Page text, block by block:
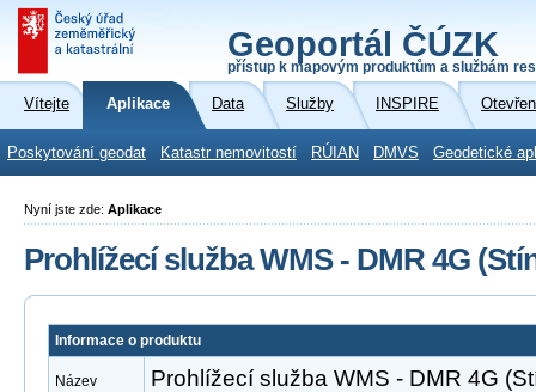
Geoportál ČÚZK
přístup k mapovým produktům a službám
Vítejte Aplikace Data Služby INSPIRE
Poskytování geodat Katastr nemovitostí RÚIAN DMVS Geodetické
Nyní jste zde: Aplikace
Prohlížecí služba WMS - DMR 4G
Informace o produktu
Název Prohlížecí služba WMS - DMR 4G